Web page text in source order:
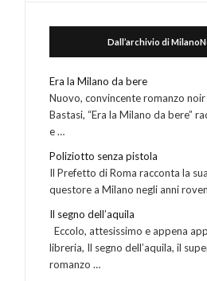
Dall’archivio di
Era la Milano da bere
Nuovo, convincente romanzo
Bastasi, “Era la Milano da bere”
e …
Poliziotto senza pistola
Il Prefetto di Roma racconta la
questore a Milano negli anni
Il segno dell’aquila
Eccolo, attesissimo e appena
libreria, Il segno dell’aquila, il
romanzo …